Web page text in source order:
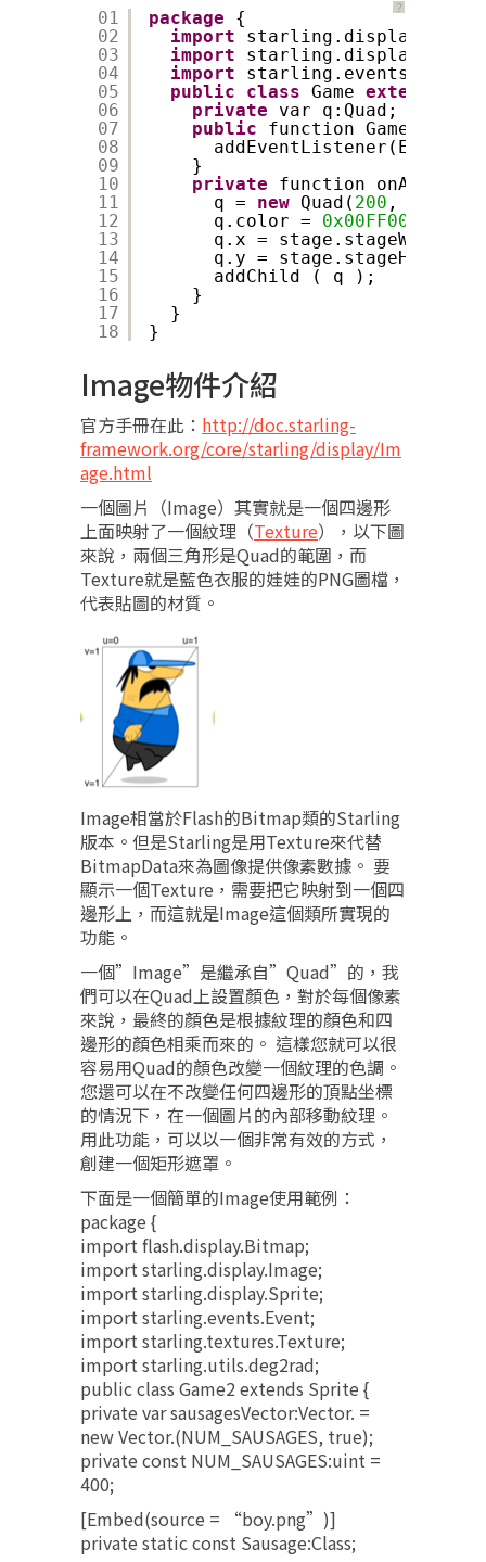
？
01
02
03
04
05
06
07
08
09
10
11
12
13
14
15
16
17
18
package
{
import
starling.display.Quad;
import
import
starling.events.Event;
public
class Game extends
private
var q:Quad;
public
function Game() {
}
private
function onAdded
q = new Quad( 200 ,
q.color = 0x00FF00
q.x = stage.stageWidth
q.y = stage.stageHeight
addChild ( q );
}
}
}
Image物件介紹
官方手冊在此： http://doc.starling-
framework.org/core/starling/display/Im
age.html
一個圖片（Image）其實就是一個四邊形
上面映射了一個紋理（Texture），以下圖
來說，兩個三角形是Quad的範圍，而
Texture就是藍色衣服的娃娃的PNG圖檔，
代表貼圖的材質。
Image相當於Flash的Bitmap類的Starling
版本。但是Starling是用Texture來代替
BitmapData來為圖像提供像素數據。 要
顯示一個Texture，需要把它映射到一個四
邊形上，而這就是Image這個類所實現的
功能。
一個”Image”是繼承自”Quad”的，我
們可以在Quad上設置顏色，對於每個像素
來說，最終的顏色是根據紋理的顏色和四
邊形的顏色相乘而來的。 這樣您就可以很
容易用Quad的顏色改變一個紋理的色調。
您還可以在不改變任何四邊形的頂點坐標
的情況下，在一個圖片的內部移動紋理。
用此功能，可以以一個非常有效的方式，
創建一個矩形遮罩。
下面是一個簡單的Image使用範例：
package {
import flash.display.Bitmap;
import starling.display.Image;
import starling.display.Sprite;
import starling.events.Event;
import starling.textures.Texture;
import starling.utils.deg2rad;
public class Game2 extends Sprite {
private var sausagesVector:Vector. =
new Vector.(NUM_SAUSAGES, true);
private const NUM_SAUSAGES:uint =
400;
[Embed(source = “boy.png”)]
private static const Sausage:Class;